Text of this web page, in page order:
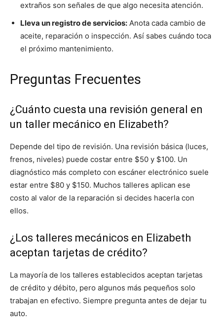
extraños son señales de que algo necesita atención.
Lleva un registro de servicios: Anota cada cambio de
aceite, reparación o inspección. Así sabes cuándo toca
el próximo mantenimiento.
Preguntas Frecuentes
¿Cuánto cuesta una revisión general en
un taller mecánico en Elizabeth?
Depende del tipo de revisión. Una revisión básica (luces,
frenos, niveles) puede costar entre $50 y $100. Un
diagnóstico más completo con escáner electrónico suele
estar entre $80 y $150. Muchos talleres aplican ese
costo al valor de la reparación si decides hacerla con
ellos.
¿Los talleres mecánicos en Elizabeth
aceptan tarjetas de crédito?
La mayoría de los talleres establecidos aceptan tarjetas
de crédito y débito, pero algunos más pequeños solo
trabajan en efectivo. Siempre pregunta antes de dejar tu
auto.